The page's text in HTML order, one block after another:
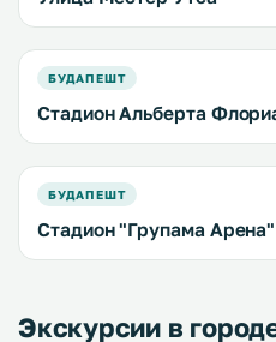
БУДАПЕШТ
Стадион Альберта
БУДАПЕШТ
Стадион "Групама Арена"
Экскурсии в